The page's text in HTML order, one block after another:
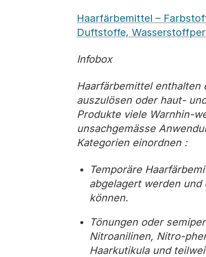
Haarfärbemittel –
Duftstoffe,
Infobox
Haarfärbemittel enthalten
auszulösen oder haut-
Produkte viele Warnhin-
unsachgemässe
Kategorien einordnen :
Temporäre
abgelagert werden
können.
Tönungen oder
Nitroanilinen, Nitro-
Haarkutikula und